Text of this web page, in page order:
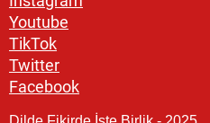
Youtube
TikTok
Twitter
Facebook